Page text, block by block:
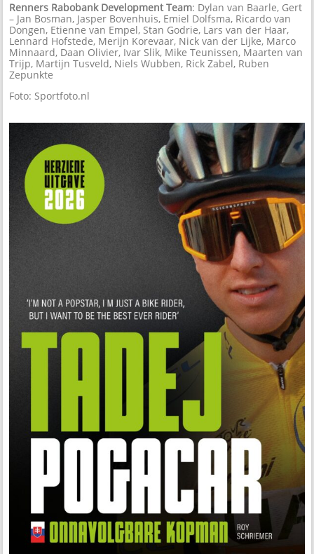
Renners Rabobank Development Team: Dylan van Baarle, Gert
– Jan Bosman, Jasper Bovenhuis, Emiel Dolfsma, Ricardo van
Dongen, Etienne van Empel, Stan Godrie, Lars van der Haar,
Lennard Hofstede, Merijn Korevaar, Nick van der Lijke, Marco
Minnaard, Daan Olivier, Ivar Slik, Mike Teunissen, Maarten van
Trijp, Martijn Tusveld, Niels Wubben, Rick Zabel, Ruben
Zepunkte
Foto: Sportfoto.nl